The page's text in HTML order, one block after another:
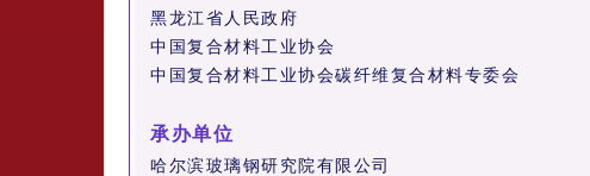
黑龙江省人民政府
中国复合材料工业协会
中国复合材料工业协会碳纤维复合材料专委会
承办单位
哈尔滨玻璃钢研究院有限公司